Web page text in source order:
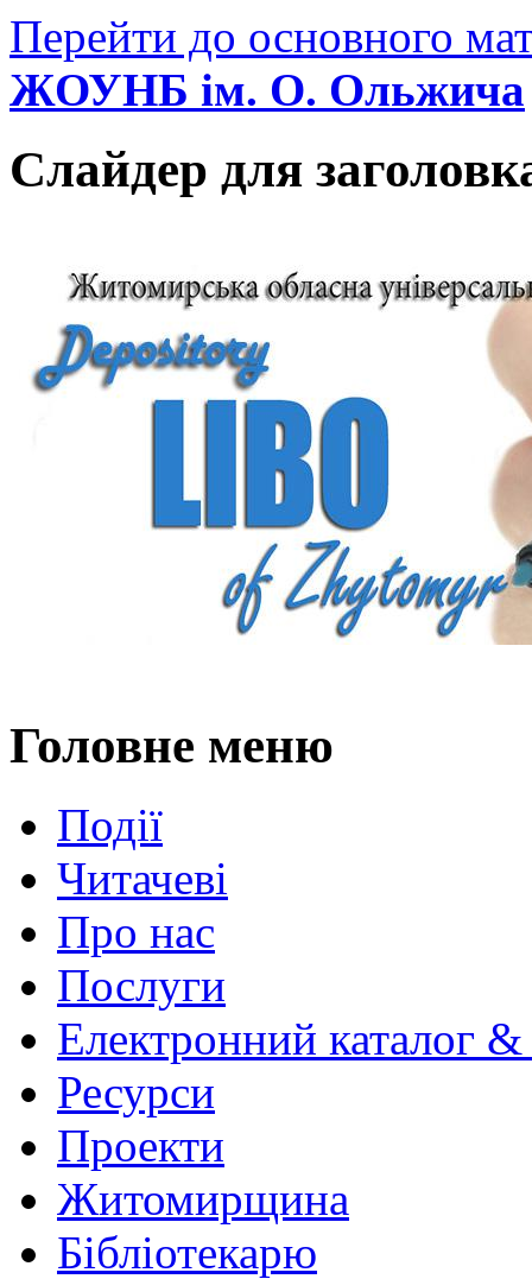
Перейти до основного
ЖОУНБ ім. О. Ольжича
Слайдер для
Головне меню
Події
Читачеві
Про нас
Послуги
Електронний каталог
Ресурси
Проекти
Житомирщина
Бібліотекарю